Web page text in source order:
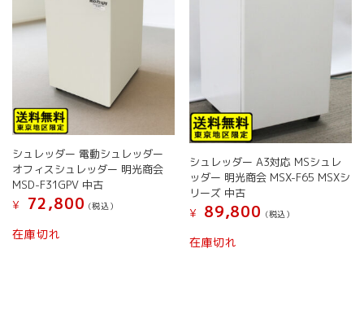
シュレッダー 電動シュレッダー
オフィスシュレッダー 明光商会
MSD-F31GPV 中古
¥
72,800 (税込）
在庫切れ
シュレッダー A3対応 MSシュレ
ッダー 明光商会 MSX-F65 MSXシ
リーズ 中古
¥
89,800 (税込）
在庫切れ